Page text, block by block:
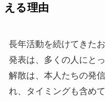
える理由
長年活動を続けてきた
発表は、多くの人にと
解散は、本人たちの発
れ、タイミングも含め